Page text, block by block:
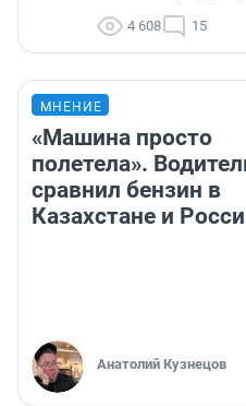
4 608 15
МНЕНИЕ
«Машина просто
полетела».
сравнил бензин в
Казахстане и
Анатолий Кузнецов